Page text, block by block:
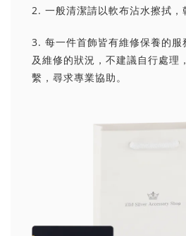
2. 一般清潔請以軟布沾水擦拭，
3. 每一件首飾皆有維修保養的服
及維修的狀況，不建議自行處理
繫，尋求專業協助。